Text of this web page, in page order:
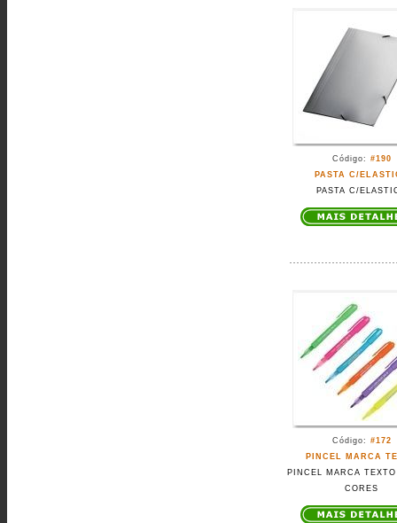
Código: #190
PASTA C/
PASTA C/
Código: #172
PINCEL MARCA
PINCEL MARCA TEXTO
CORES